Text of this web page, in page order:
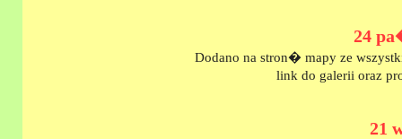
24
Dodano na stron� mapy ze
link do galerii oraz
21